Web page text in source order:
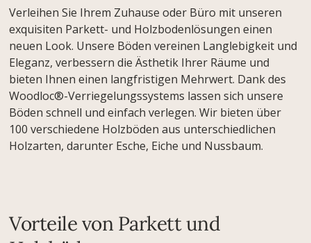
Verleihen Sie Ihrem Zuhause oder Büro mit unseren
exquisiten Parkett- und Holzbodenlösungen einen
neuen Look. Unsere Böden vereinen Langlebigkeit und
Eleganz, verbessern die Ästhetik Ihrer Räume und
bieten Ihnen einen langfristigen Mehrwert. Dank des
Woodloc®-Verriegelungssystems lassen sich unsere
Böden schnell und einfach verlegen. Wir bieten über
100 verschiedene Holzböden aus unterschiedlichen
Holzarten, darunter Esche, Eiche und Nussbaum.
Vorteile von Parkett und